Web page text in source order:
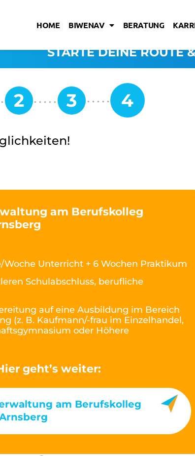
HOME BIWENAV BERATUNG
STARTE DEINE ROUTE
am Berufskolleg
Woche Unterricht + 6 Wochen Praktikum
Schulabschluss, berufliche
auf eine Ausbildung im Bereich
(z. B. Kaufmann/-frau im Einzelhandel,
oder Höhere
geht’s weiter:
am Berufskolleg